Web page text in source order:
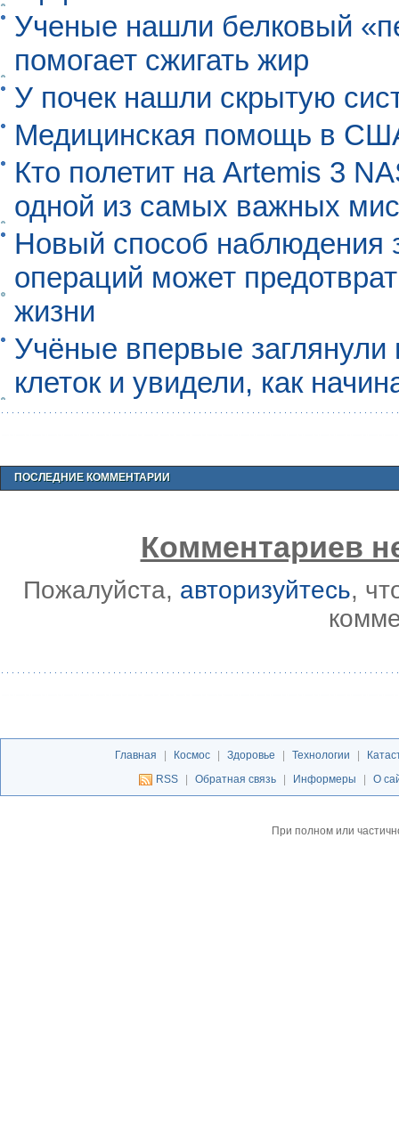
Ученые нашли белковый
помогает сжигать жир
У почек нашли скрытую
Медицинская помощь в
Кто полетит на Artemis 3
одной из самых важных
Новый способ наблюдения
операций может
жизни
Учёные впервые
клеток и увидели, как
ПОСЛЕДНИЕ КОММЕНТАРИИ
Комментариев
Пожалуйста, авторизуйтесь,
Главная | Космос | Здоровье | Технологии |
RSS
| Обратная связь | Информеры | О
При полном или